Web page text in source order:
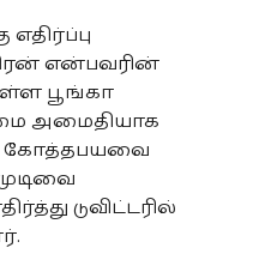
என்பவரின்
பூங்கா
அமைதியாக
கோத்தபயவை
டுவிட்டரில்